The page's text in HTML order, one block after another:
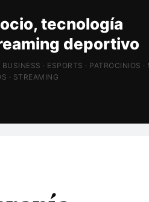
estadios
Tech
· ESPORTS · PATROCINIOS ·
· STREAMING